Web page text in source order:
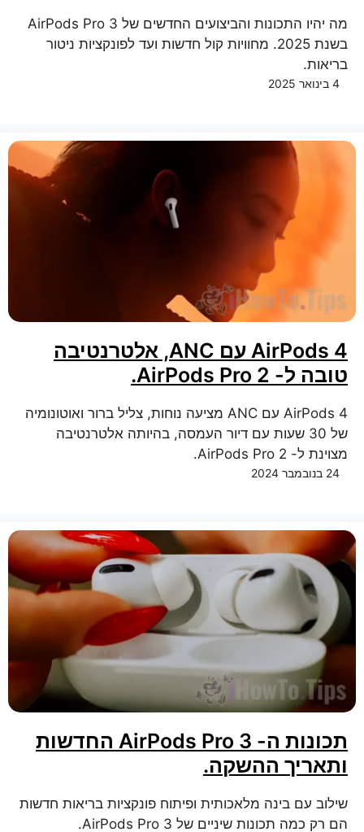
מה יהיו התכונות והביצועים החדשים של AirPods Pro 3
בשנת 2025. מחוויות קול חדשות ועד לפונקציות ניטור
בריאות.
4 בינואר 2025
AirPods 4 עם ANC, אלטרנטיבה
טובה ל- AirPods Pro 2.
AirPods 4 עם ANC מציעה נוחות, צליל ברור ואוטונומיה
של 30 שעות עם דיור העמסה, בהיותה אלטרנטיבה
מצוינת ל- AirPods Pro 2.
24 בנובמבר 2024
תכונות ה- AirPods Pro 3 החדשות
ותאריך ההשקה.
שילוב עם בינה מלאכותית ופיתוח פונקציות בריאות חדשות
הם רק כמה תכונות שיניים של AirPods Pro 3.